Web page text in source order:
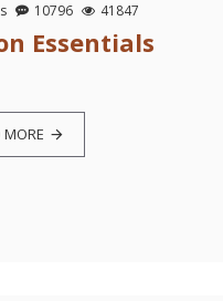
10796 41847
Essentials
MORE